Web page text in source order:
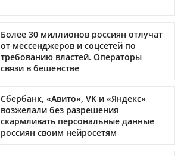
Более 30 миллионов россиян отлучат
от мессенджеров и соцсетей по
требованию властей. Операторы
связи в бешенстве
Сбербанк, «Авито», VK и «Яндекс»
возжелали без разрешения
скармливать персональные данные
россиян своим нейросетям